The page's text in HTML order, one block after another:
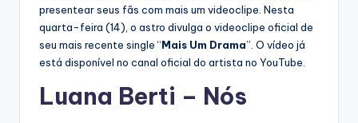
presentear seus fãs com mais um videoclipe. Nesta
quarta-feira (14), o astro divulga o videoclipe oficial de
seu mais recente single “Mais Um Drama”. O vídeo já
está disponível no canal oficial do artista no YouTube.
Luana Berti – Nós